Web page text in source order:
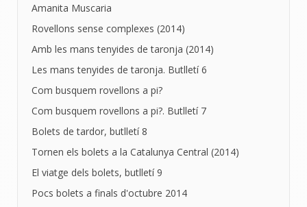
Amanita Muscaria
Rovellons sense complexes (2014)
Amb les mans tenyides de taronja (2014)
Les mans tenyides de taronja. Butlletí 6
Com busquem rovellons a pi?
Com busquem rovellons a pi?. Butlletí 7
Bolets de tardor, butlletí 8
Tornen els bolets a la Catalunya Central (2014)
El viatge dels bolets, butlletí 9
Pocs bolets a finals d'octubre 2014